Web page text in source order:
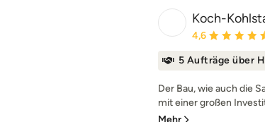
Koch-
4,6
5 Aufträge über
Der Bau, wie auch die
mit einer großen
Mehr